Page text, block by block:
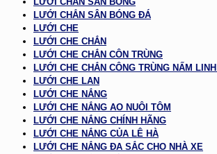
LƯỚI CHẮN SÂN BÓNG ĐÁ
LƯỚI CHE
LƯỚI CHE CHẮN
LƯỚI CHE CHẮN CÔN TRÙNG
LƯỚI CHE CHẮN CÔNG TRÙNG NẤM LINH
LƯỚI CHE LAN
LƯỚI CHE NẮNG
LƯỚI CHE NẮNG AO NUÔI TÔM
LƯỚI CHE NẮNG CHÍNH HÃNG
LƯỚI CHE NẮNG CỦA LÊ HÀ
LƯỚI CHE NẮNG ĐA SẮC CHO NHÀ XE